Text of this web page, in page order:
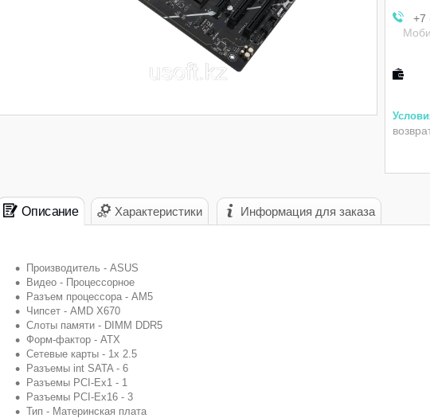
+7
Описание Характеристики Информация для заказа
Производитель - ASUS
Видео - Процессорное
Разъем процессора - AM5
Чипсет - AMD X670
Слоты памяти - DIMM DDR5
Форм-фактор - ATX
Сетевые карты - 1x 2.5
Разъемы int SATA - 6
Разъемы PCI-Ex1 - 1
Разъемы PCI-Ex16 - 3
Тип - Материнская плата